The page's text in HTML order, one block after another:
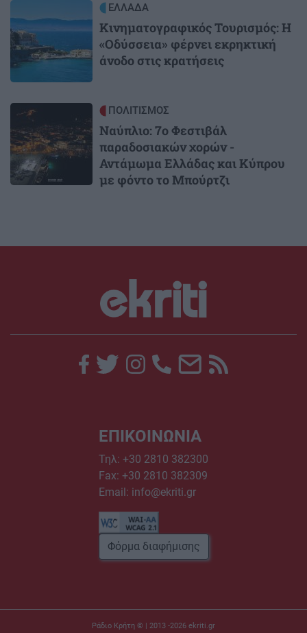
ΕΛΛΑΔΑ
Κινηματογραφικός Τουρισμός: Η
«Οδύσσεια» φέρνει εκρηκτική
άνοδο στις κρατήσεις
Image ΠΟΛΙΤΙΣΜΟΣ
Ναύπλιο: 7ο Φεστιβάλ
παραδοσιακών χορών -
Αντάμωμα Ελλάδας και Κύπρου
με φόντο το Μπούρτζι
ΕΠΙΚΟΙΝΩΝΙΑ
Τηλ: +30 2810 382300
Fax: +30 2810 382309
Email: info@ekriti.gr
Φόρμα διαφήμισης
Ράδιο Κρήτη © | 2013 -2026 ekriti.gr